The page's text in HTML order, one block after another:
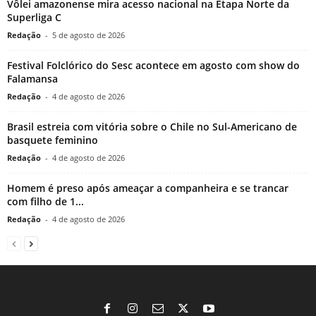
Vôlei amazonense mira acesso nacional na Etapa Norte da
Superliga C
Redação - 5 de agosto de 2026
Festival Folclórico do Sesc acontece em agosto com show do
Falamansa
Redação - 4 de agosto de 2026
Brasil estreia com vitória sobre o Chile no Sul-Americano de
basquete feminino
Redação - 4 de agosto de 2026
Homem é preso após ameaçar a companheira e se trancar
com filho de 1...
Redação - 4 de agosto de 2026